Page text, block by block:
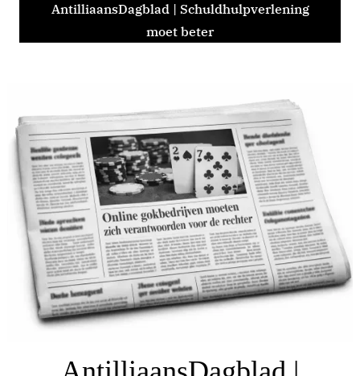
AntilliaansDagblad | Schuldhulpverlening
moet beter